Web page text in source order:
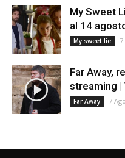
My Sweet
al 14
My sweet lie
Far Away,
streaming
Far Away 7